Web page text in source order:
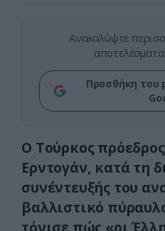
Ανακαλύψτε
Προσθήκη του
Ο Τούρκος πρόεδρος
Ερντογάν, κατά τη
συνέντευξής του
βαλλιστικό
τόνισε πώς «οι